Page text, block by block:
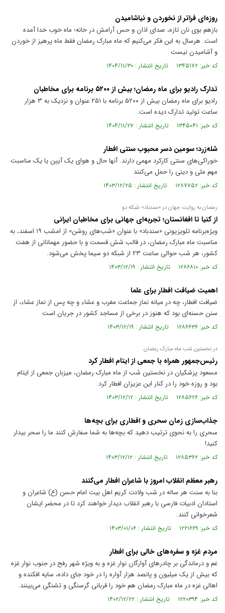
روزه‌ای فراتر از نخوردن و نیاشامیدن
بازهم بوی نان تازه، صدای اذان و حس آرامش در خانه؛ ماه خوب خدا آمده
است. هرسال به این فکر می‌کنیم که ماه مبارک رمضان فقط ماه پرهیز از خوردن
و آشامیدن نیست
کد خبر: ۱۳۴۵۱۷۲ تاریخ انتشار : ۱۴۰۴/۱۱/۳۰
تدارک رادیو برای ماه رمضان؛ بیش از ۵۲۰۰ برنامه برای مخاطبان
رادیو برای ماه رمضان بیش از ۵۲۰۰ برنامه با ۲۵۱ عنوان و نزدیک به ۳ هزار
ساعت تولید تدارک دیده است.
کد خبر: ۱۳۴۵۰۴۱ تاریخ انتشار : ۱۴۰۴/۱۱/۲۷
شله‌زرد؛ سومین دسر محبوب سنتی افطار
خوراکی‌های سنتی کارکرد مهمی دارند. آنها حال و هوای یک آیین یا یک مناسبت
مهم ملی و دینی را حمل می‌کنند
کد خبر: ۱۲۸۷۷۵۲ تاریخ انتشار : ۱۴۰۳/۱۲/۲۵
رمضان به روایت جهان در «سندباد» شبکه دو
از کنیا تا افغانستان؛ تجربه‌ای جهانی برای مخاطبان ایرانی
ویژه‌برنامه تلویزیونی «سندباد» با عنوان «شب‌های روشن» از امشب ۱۹ اسفند، به
مناسبت ماه مبارک رمضان، در قالب شش قسمت و با حضور مهمانانی از هفت
کشور، هر شب حوالی ساعت ۲۳ از شبکه دو سیما پخش می‌شود.
کد خبر: ۱۲۸۶۸۱۰ تاریخ انتشار : ۱۴۰۳/۱۲/۱۹
اهمیت ضیافت افطار برای علما
ضیافت افطار، چه در میانه نماز جماعت مغرب و عشاء و چه پس از نماز عشاء، از
سنن حسنه‌ای بود که هنوز در برخی از مساجد کشور در جریان است
کد خبر: ۱۲۸۶۶۳۶ تاریخ انتشار : ۱۴۰۳/۱۲/۱۹
در نخستین شب ماه مبارک رمضان
رئیس‌جمهور همراه با جمعی از ایتام افطار کرد
مسعود پزشکیان در نخستین شب از ماه مبارک رمضان، میزبان جمعی از ایتام
بود و روزه خود را در کنار این عزیزان افطار کرد.
کد خبر: ۱۲۸۵۶۲۶ تاریخ انتشار : ۱۴۰۳/۱۲/۱۲
جذاب‌سازی زمان سحری و افطاری برای بچه‌ها
سحری را به نحوی ترتیب دهید که بچه‌ها به شما سفارش کنند ما را سحر بیدار
کنید!
کد خبر: ۱۲۸۵۳۶۲ تاریخ انتشار : ۱۴۰۳/۱۲/۱۲
رهبر معظم انقلاب امروز با شاعران افطار می‌کنند
بنا به سنت هر ساله در شب ولادت کریم اهل بیت امام حسن (ع) شاعران و
استادان ادبیات فارسی با رهبر انقلاب دیدار خواهند کرد تا در محضر ایشان
شعرخوانی کنند.
کد خبر: ۱۲۲۱۶۶۹ تاریخ انتشار : ۱۴۰۳/۰۱/۰۶
مردم غزه و سفره‌های خالی برای افطار
غم و درماندگی بر چادر‌های آوارگان نوار غزه و به ویژه شهر رفح در جنوب نوار غزه
که بیش از یک میلیون و پانصد هزار آواره را در خود جای داده، سایه افکنده و
اهالی غزه در ماه مبارک رمضان هم خود را قربانی گرسنگی و تشنگی می‌بینند.
کد خبر: ۱۲۲۰۳۹۴ تاریخ انتشار : ۱۴۰۲/۱۲/۲۲